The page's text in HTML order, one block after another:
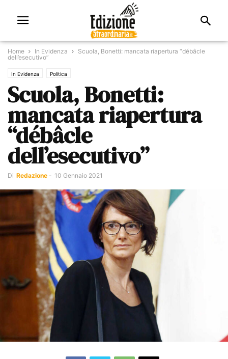
Home In Evidenza
Scuola, Bonetti: mancata riapertura “débâcle
dell’esecutivo”
In Evidenza Politica
Scuola, Bonetti:
mancata riapertura
“débâcle
dell’esecutivo”
Di Redazione - 10 Gennaio 2021